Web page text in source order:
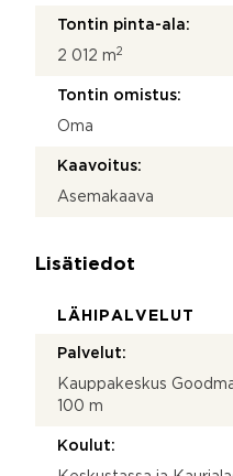
Tontin pinta-ala:
2 012 m2
Tontin omistus:
Oma
Kaavoitus:
Asemakaava
Lisätiedot
LÄHIPALVELUT
Palvelut:
Kauppakeskus
100 m
Koulut: